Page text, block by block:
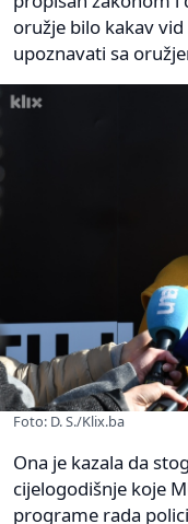
oružje bilo kakav
upoznavati sa
Foto: D. S./Klix.ba
Ona je kazala da
cijelogodišnje koje
programe rada